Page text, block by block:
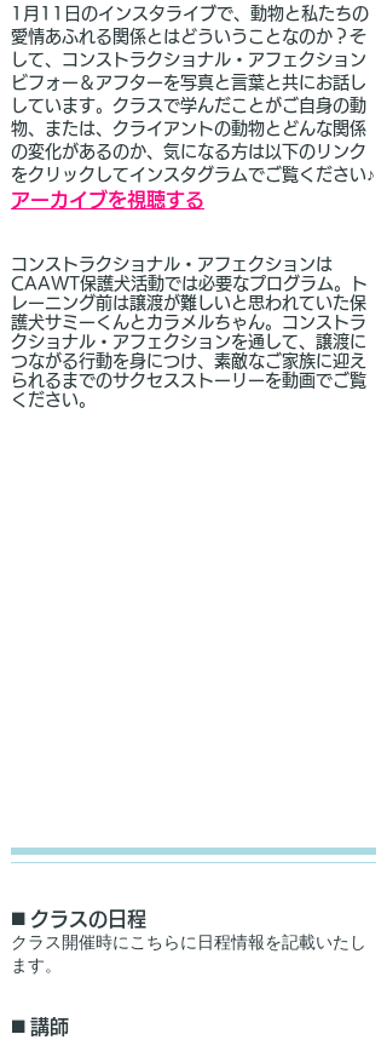
1月11日のインスタライブで、動物と私たちの
愛情あふれる関係とはどういうことなのか？そ
して、コンストラクショナル・アフェクション
ビフォー＆アフターを写真と言葉と共にお話し
しています。クラスで学んだことがご自身の動
物、または、クライアントの動物とどんな関係
の変化があるのか、気になる方は以下のリンク
をクリックしてインスタグラムでご覧ください♪
アーカイブを視聴する
コンストラクショナル・アフェクションは
CAAWT保護犬活動では必要なプログラム。ト
レーニング前は譲渡が難しいと思われていた保
護犬サミーくんとカラメルちゃん。コンストラ
クショナル・アフェクションを通して、 譲渡に
つながる行動を身につけ、素敵なご家族に迎え
られるまでのサクセスストーリーを動画でご覧
ください。
◼️ クラスの日程
​クラス開催時にこちらに日程情報を記載いたし
ます。
◼️ 講師​